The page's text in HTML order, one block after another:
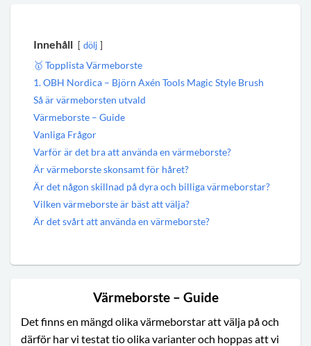
Innehåll dölj
🥇 Topplista Värmeborste
1. OBH Nordica – Björn Axén Tools Magic Style Brush
Så är värmeborsten utvald
Värmeborste – Guide
Vanliga Frågor
Varför är det bra att använda en värmeborste?
Är värmeborste skonsamt för håret?
Är det någon skillnad på dyra och billiga värmeborstar?
Vilken värmeborste är bäst att välja?
Är det svårt att använda en värmeborste?
Värmeborste – Guide
Det finns en mängd olika värmeborstar att välja på och
därför har vi testat tio olika varianter och hoppas att vi